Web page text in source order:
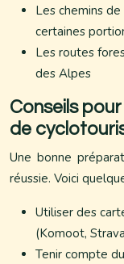
Les chemins
certaines
Les routes
des Alpes
Conseils
de
Une bonne
réussie. Voici
Utiliser des
(Komoot,
Tenir compte